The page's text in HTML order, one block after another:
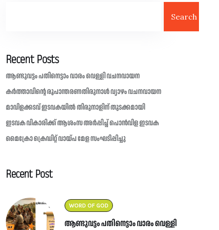
Search
Recent Posts
ആണ്ടുവട്ടം പതിനെട്ടാം വാരം വെള്ളി വചനവായന
കർത്താവിന്റെ രൂപാന്തരണതിരുനാൾ വ്യാഴം വചനവായന
മാവിളക്കടവ് ഇടവകയിൽ തിരുനാളിന് തുടക്കമായി
ഇടവക വികാരിക്ക് ആശംസ അർപ്പിച്ച് പൊൻവിള ഇടവക
മൈക്രോ ക്രെഡിറ്റ് വായ്പ മേള സംഘടിപ്പിച്ചു
Recent Post
WORD OF GOD
ആണ്ടുവട്ടം പതിനെട്ടാം വാരം വെള്ളി